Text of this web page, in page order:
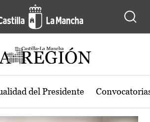
la región de Castilla-
del Presidente